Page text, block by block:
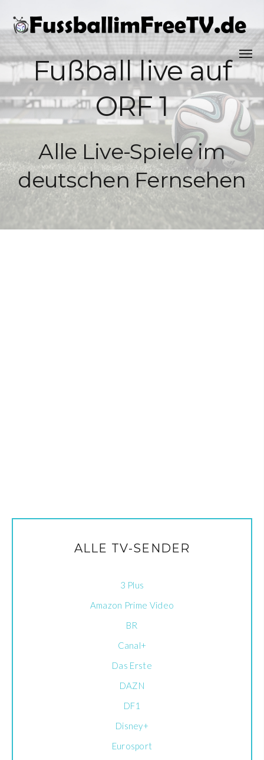
Fußball live auf
ORF 1
Alle Live-Spiele im
deutschen Fernsehen
ALLE TV-SENDER
3 Plus
Amazon Prime Video
BR
Canal+
Das Erste
DAZN
DF1
Disney+
Eurosport